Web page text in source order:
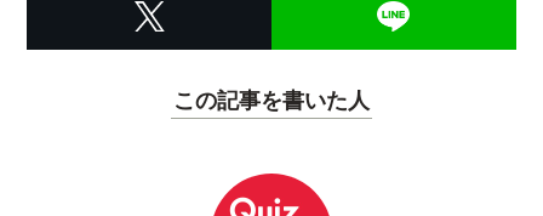
この記事を書いた人